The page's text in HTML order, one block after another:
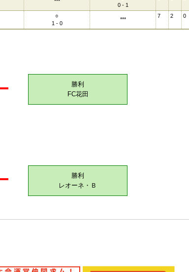
0 - 1
○
1 - 0
***
7 2 0
勝利
FC花田
勝利
レオーネ・Ｂ